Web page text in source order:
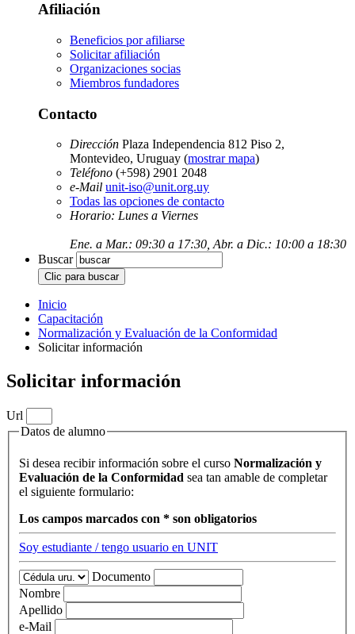
Afiliación
Beneficios por afiliarse
Solicitar afiliación
Organizaciones socias
Miembros fundadores
Contacto
Dirección Plaza Independencia 812 Piso 2,
Montevideo, Uruguay (mostrar mapa)
Teléfono (+598) 2901 2048
e-Mail unit-iso@unit.org.uy
Todas las opciones de contacto
Horario: Lunes a Viernes
Ene. a Mar.: 09:30 a 17:30, Abr. a Dic.: 10:00 a 18:30
Buscar
Inicio
Capacitación
Normalización y Evaluación de la Conformidad
Solicitar información
Solicitar información
Url
Datos de alumno
Si desea recibir información sobre el curso Normalización y
Evaluación de la Conformidad sea tan amable de completar
el siguiente formulario:
Los campos marcados con * son obligatorios
Soy estudiante / tengo usuario en UNIT
Documento
Nombre
Apellido
e-Mail